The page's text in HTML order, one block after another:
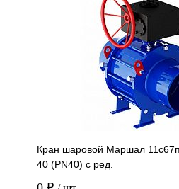
Купить в 1 клик
В наличии
Кран шаровой Маршал
40 (PN40) с ред.